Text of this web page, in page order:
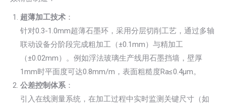
超薄加工技术 ：
针对0.3-1.0mm超薄石墨环，采用分层切削工艺，通过多轴
联动设备分阶段完成粗加工（±0.1mm）与精加工
（±0.02mm）。例如浮法玻璃生产线用石墨挡墙，壁厚
1mm时平面度可达0.8mm/m，表面粗糙度Ra≤0.4μm。
公差控制体系：
引入在线测量系统，在加工过程中实时监测关键尺寸（如